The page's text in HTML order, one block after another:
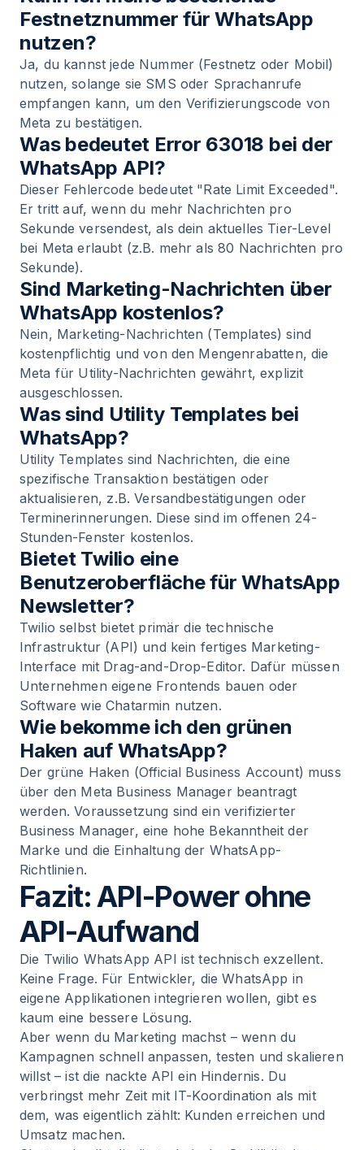
Festnetznummer für WhatsApp
nutzen?
Ja, du kannst jede Nummer (Festnetz oder Mobil)
nutzen, solange sie SMS oder Sprachanrufe
empfangen kann, um den Verifizierungscode von
Meta zu bestätigen.
Was bedeutet Error 63018 bei der
WhatsApp API?
Dieser Fehlercode bedeutet "Rate Limit Exceeded".
Er tritt auf, wenn du mehr Nachrichten pro
Sekunde versendest, als dein aktuelles Tier-Level
bei Meta erlaubt (z.B. mehr als 80 Nachrichten pro
Sekunde).
Sind Marketing-Nachrichten über
WhatsApp kostenlos?
Nein, Marketing-Nachrichten (Templates) sind
kostenpflichtig und von den Mengenrabatten, die
Meta für Utility-Nachrichten gewährt, explizit
ausgeschlossen.
Was sind Utility Templates bei
WhatsApp?
Utility Templates sind Nachrichten, die eine
spezifische Transaktion bestätigen oder
aktualisieren, z.B. Versandbestätigungen oder
Terminerinnerungen. Diese sind im offenen 24-
Stunden-Fenster kostenlos.
Bietet Twilio eine
Benutzeroberfläche für WhatsApp
Newsletter?
Twilio selbst bietet primär die technische
Infrastruktur (API) und kein fertiges Marketing-
Interface mit Drag-and-Drop-Editor. Dafür müssen
Unternehmen eigene Frontends bauen oder
Software wie Chatarmin nutzen.
Wie bekomme ich den grünen
Haken auf WhatsApp?
Der grüne Haken (Official Business Account) muss
über den Meta Business Manager beantragt
werden. Voraussetzung sind ein verifizierter
Business Manager, eine hohe Bekanntheit der
Marke und die Einhaltung der WhatsApp-
Richtlinien.
Fazit: API-Power ohne
API-Aufwand
Die Twilio WhatsApp API ist technisch exzellent.
Keine Frage. Für Entwickler, die WhatsApp in
eigene Applikationen integrieren wollen, gibt es
kaum eine bessere Lösung.
Aber wenn du Marketing machst – wenn du
Kampagnen schnell anpassen, testen und skalieren
willst – ist die nackte API ein Hindernis. Du
verbringst mehr Zeit mit IT-Koordination als mit
dem, was eigentlich zählt: Kunden erreichen und
Umsatz machen.